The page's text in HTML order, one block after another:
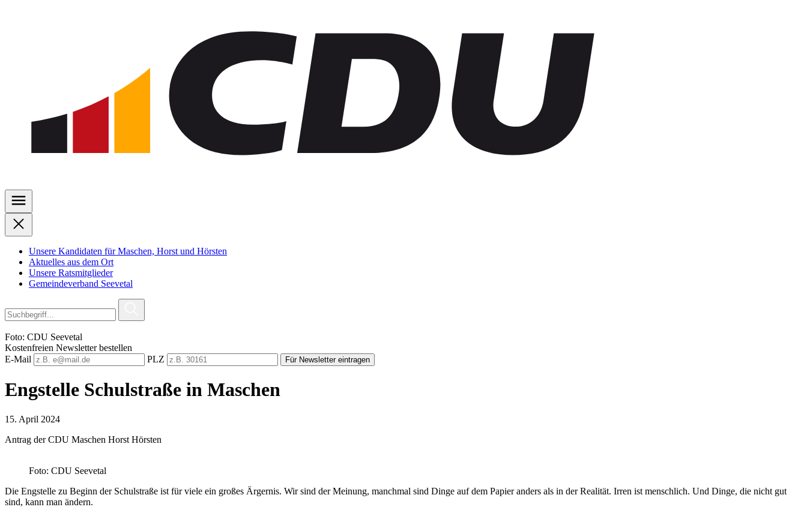
Unsere Kandidaten für Maschen, Horst und Hörsten
Aktuelles aus dem Ort
Unsere Ratsmitglieder
Gemeindeverband Seevetal
Foto: CDU Seevetal
Kostenfreien Newsletter bestellen
E-Mail
PLZ Für Newsletter eintragen
Engstelle Schulstraße in Maschen
15. April 2024
Antrag der CDU Maschen Horst Hörsten
Foto: CDU Seevetal
Die Engstelle zu Beginn der Schulstraße ist für viele ein großes Ärgernis. Wir sind der Meinung, manchmal sind Dinge auf dem Papier anders als in der Realität. Irren ist menschlich. Und Dinge, die nicht gut
sind, kann man ändern.